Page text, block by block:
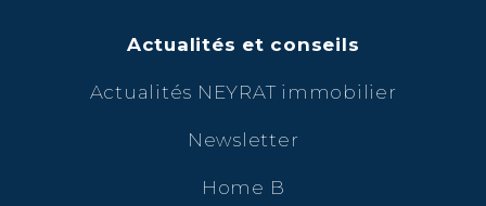
Actualités et conseils
Actualités NEYRAT immobilier
Newsletter
Home B